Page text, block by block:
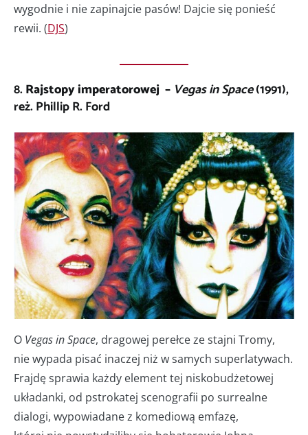
wygodnie i nie zapinajcie pasów! Dajcie się ponieść
rewii. (DJS)
8.Rajstopy imperatorowej – Vegas in Space(1991),
reż. Phillip R. Ford
O Vegas in Space, dragowej perełce ze stajni Tromy,
nie wypada pisać inaczej niż w samych superlatywach.
Frajdę sprawia każdy element tej niskobudżetowej
układanki, od pstrokatej scenografii po surrealne
dialogi, wypowiadane z komediową emfazę,